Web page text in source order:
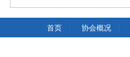
中华人民共和国交通运输部
中华人民共和国国家发展和
中华人民共和国中央人民
首页 协会概况